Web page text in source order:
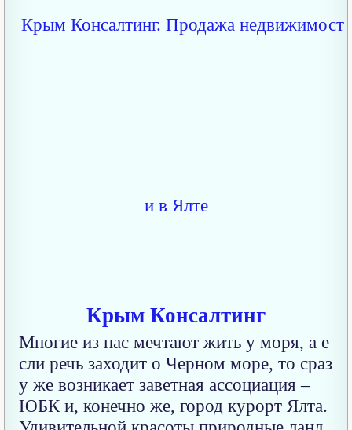
Крым Консалтинг
Многие из нас мечтают жить у моря, а е
сли речь заходит о Черном море, то сраз
у же возникает заветная ассоциация –
ЮБК и, конечно же, город курорт Ялта.